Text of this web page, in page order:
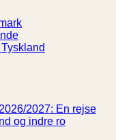
2027: En rejse
og indre ro